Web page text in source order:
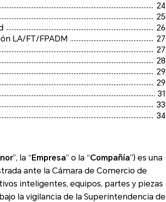
24
25
26
prevención LA/FT/FPADM
27
27
28
29
29
31
33
34
”, la “Empresa ” o la “Compañía”) es una
la Cámara de Comercio de
equipos, partes y piezas
la vigilancia de la Superintendencia de